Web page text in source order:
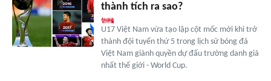
thành tích ra sao?
U17 Việt Nam vừa tạo lập cột mốc mới khi trở
thành đội tuyển thứ 5 trong lịch sử bóng đá
Việt Nam giành quyền dự đấu trường danh giá
nhất thế giới - World Cup.